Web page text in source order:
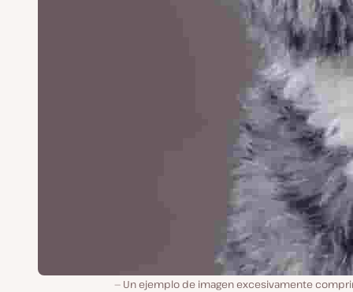
Un ejemplo de imagen excesivamente